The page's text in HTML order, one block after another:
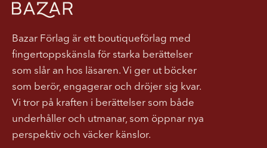
Bazar Förlag är ett boutiqueförlag med
fingertoppskänsla för starka berättelser
som slår an hos läsaren. Vi ger ut böcker
som berör, engagerar och dröjer sig kvar.
Vi tror på kraften i berättelser som både
underhåller och utmanar, som öppnar nya
perspektiv och väcker känslor.